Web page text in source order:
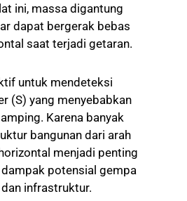
ini, massa digantung
dapat bergerak bebas
saat terjadi getaran.
untuk mendeteksi
(S) yang menyebabkan
Karena banyak
bangunan dari arah
menjadi penting
potensial gempa
infrastruktur.